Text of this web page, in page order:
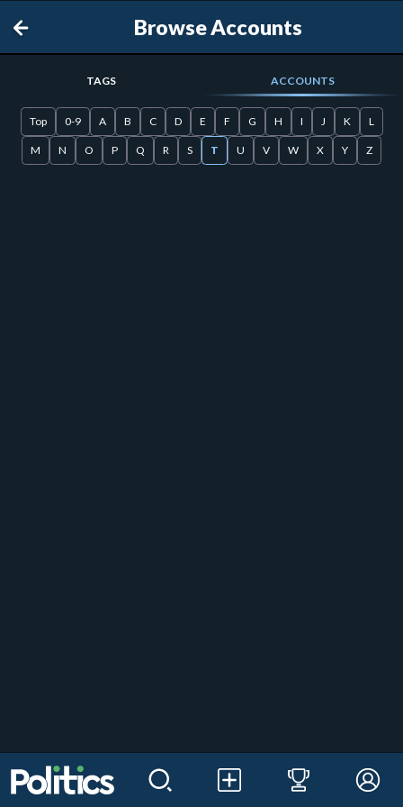
Browse Accounts
TAGS ACCOUNTS
Top 0-9 A B C D E F G H I J K L
M N O P Q R S T U V W X Y Z